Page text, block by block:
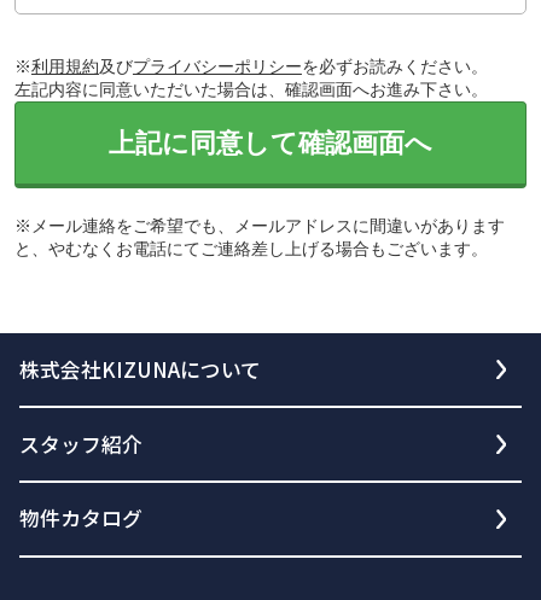
※利用規約及びプライバシーポリシーを必ずお読みください。
左記内容に同意いただいた場合は、確認画面へお進み下さい。
上記に同意して確認画面へ
※メール連絡をご希望でも、メールアドレスに間違いがあります
と、やむなくお電話にてご連絡差し上げる場合もございます。
株式会社KIZUNAについて
スタッフ紹介
物件カタログ